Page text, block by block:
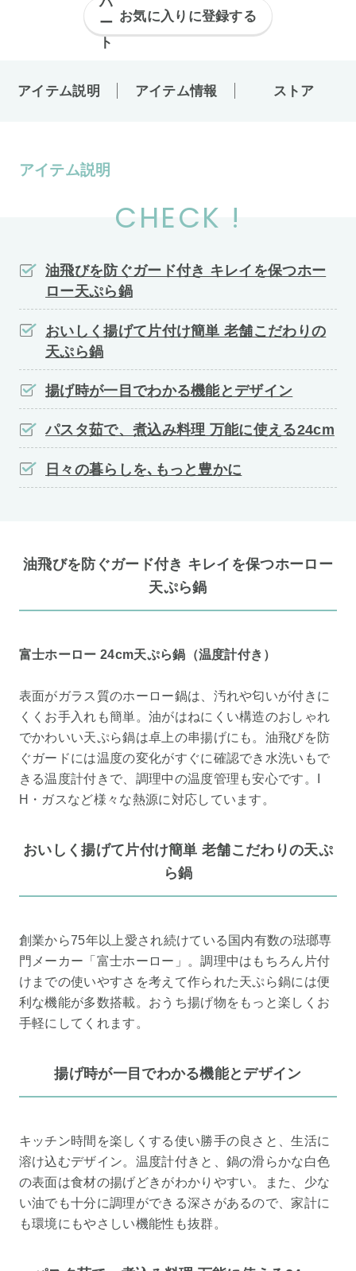
お気に入りに登録する
アイテム説明 アイテム情報 ストア
アイテム説明
CHECK !
油飛びを防ぐガード付き キレイを保つホー
ロー天ぷら鍋
おいしく揚げて片付け簡単 老舗こだわりの
天ぷら鍋
揚げ時が一目でわかる機能とデザイン
パスタ茹で、煮込み料理 万能に使える24cm
日々の暮らしを､もっと豊かに
油飛びを防ぐガード付き キレイを保つホーロー
天ぷら鍋
富士ホーロー 24cm天ぷら鍋（温度計付き）
表面がガラス質のホーロー鍋は、汚れや匂いが付きに
くくお手入れも簡単。油がはねにくい構造のおしゃれ
でかわいい天ぷら鍋は卓上の串揚げにも。油飛びを防
ぐガードには温度の変化がすぐに確認でき水洗いもで
きる温度計付きで、調理中の温度管理も安心です。I
H・ガスなど様々な熱源に対応しています。
おいしく揚げて片付け簡単 老舗こだわりの天ぷ
ら鍋
創業から75年以上愛され続けている国内有数の琺瑯専
門メーカー「富士ホーロー」。調理中はもちろん片付
けまでの使いやすさを考えて作られた天ぷら鍋には便
利な機能が多数搭載。おうち揚げ物をもっと楽しくお
手軽にしてくれます。
揚げ時が一目でわかる機能とデザイン
キッチン時間を楽しくする使い勝手の良さと、生活に
溶け込むデザイン。温度計付きと、鍋の滑らかな白色
の表面は食材の揚げどきがわかりやすい。また、少な
い油でも十分に調理ができる深さがあるので、家計に
も環境にもやさしい機能性も抜群。